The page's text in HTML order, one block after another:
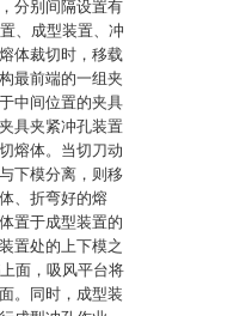
分别间隔设置有
、成型装置、冲
体裁切时，移载
最前端的一组夹
中间位置的夹具
具夹紧冲孔装置
熔体。当切刀动
下模分离，则移
、折弯好的熔
置于成型装置的
置处的上下模之
面，吸风平台将
。同时，成型装